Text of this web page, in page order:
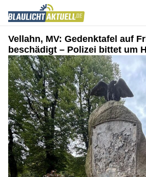
Vellahn, MV: Gedenktafel auf
beschädigt – Polizei bittet um